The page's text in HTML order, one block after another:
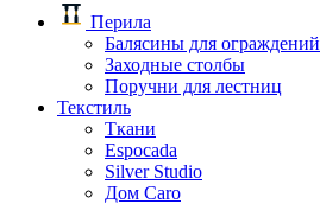
Перила
Балясины для ограждений
Заходные столбы
Поручни для лестниц
Текстиль
Ткани
Espocada
Silver Studio
Дом Caro